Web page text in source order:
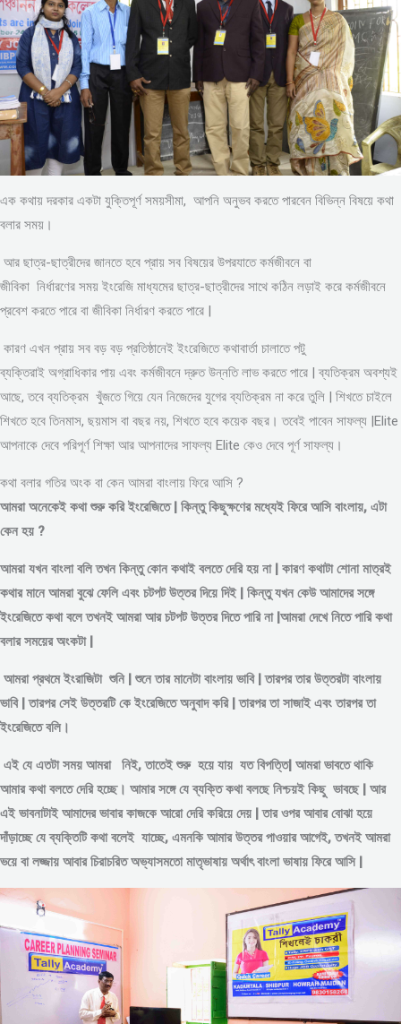
এক কথায় দরকার একটা যুক্তিপূর্ণ সময়সীমা, আপনি অনুভব করতে পারবেন বিভিন্ন বিষয়ে কথা
বলার সময়।
আর ছাত্র-ছাত্রীদের জানতে হবে প্রায় সব বিষয়ের উপরযাতে কর্মজীবনে বা
জীবিকা নির্ধারণের সময় ইংরেজি মাধ্যমের ছাত্র-ছাত্রীদের সাথে কঠিন লড়াই করে কর্মজীবনে
প্রবেশ করতে পারে বা জীবিকা নির্ধারণ করতে পারে |
কারণ এখন প্রায় সব বড় বড় প্রতিষ্ঠানেই ইংরেজিতে কথাবার্তা চালাতে পটু
ব্যক্তিরাই অগ্রাধিকার পায় এবং কর্মজীবনে দ্রুত উন্নতি লাভ করতে পারে | ব্যতিক্রম অবশ্যই
আছে, তবে ব্যতিক্রম খুঁজতে গিয়ে যেন নিজেদের যুগের ব্যতিক্রম না করে তুলি | শিখতে চাইলে
শিখতে হবে তিনমাস, ছয়মাস বা বছর নয়, শিখতে হবে কয়েক বছর। তবেই পাবেন সাফল্য |Elite
আপনাকে দেবে পরিপূর্ণ শিক্ষা আর আপনাদের সাফল্য Elite কেও দেবে পূর্ণ সাফল্য।
কথা বলার গতির অংক বা কেন আমরা বাংলায় ফিরে আসি ?
আমরা অনেকেই কথা শুরু করি ইংরেজিতে | কিন্তু কিছুক্ষণের মধ্যেই ফিরে আসি বাংলায়, এটা
কেন হয় ?
আমরা যখন বাংলা বলি তখন কিন্তু কোন কথাই বলতে দেরি হয় না | কারণ কথাটা শোনা মাত্রই
কথার মানে আমরা বুঝে ফেলি এবং চটপট উত্তর দিয়ে দিই | কিন্তু যখন কেউ আমাদের সঙ্গে
ইংরেজিতে কথা বলে তখনই আমরা আর চটপট উত্তর দিতে পারি না |আমরা দেখে নিতে পারি কথা
বলার সময়ের অংকটা |
আমরা প্রথমে ইংরাজিটা শুনি | শুনে তার মানেটা বাংলায় ভাবি | তারপর তার উত্তরটা বাংলায়
ভাবি | তারপর সেই উত্তরটি কে ইংরেজিতে অনুবাদ করি | তারপর তা সাজাই এবং তারপর তা
ইংরেজিতে বলি।
এই যে এতটা সময় আমরা নিই, তাতেই শুরু হয়ে যায় যত বিপত্তি| আমরা ভাবতে থাকি
আমার কথা বলতে দেরি হচ্ছে। আমার সঙ্গে যে ব্যক্তি কথা বলছে নিশ্চয়ই কিছু ভাবছে | আর
এই ভাবনাটাই আমাদের ভাবার কাজকে আরো দেরি করিয়ে দেয় | তার ওপর আবার বোঝা হয়ে
দাঁড়াচ্ছে যে ব্যক্তিটি কথা বলেই যাচ্ছে, এমনকি আমার উত্তর পাওয়ার আগেই, তখনই আমরা
ভয়ে বা লজ্জায় আবার চিরাচরিত অভ্যাসমতো মাতৃভাষায় অর্থাৎ বাংলা ভাষায় ফিরে আসি |